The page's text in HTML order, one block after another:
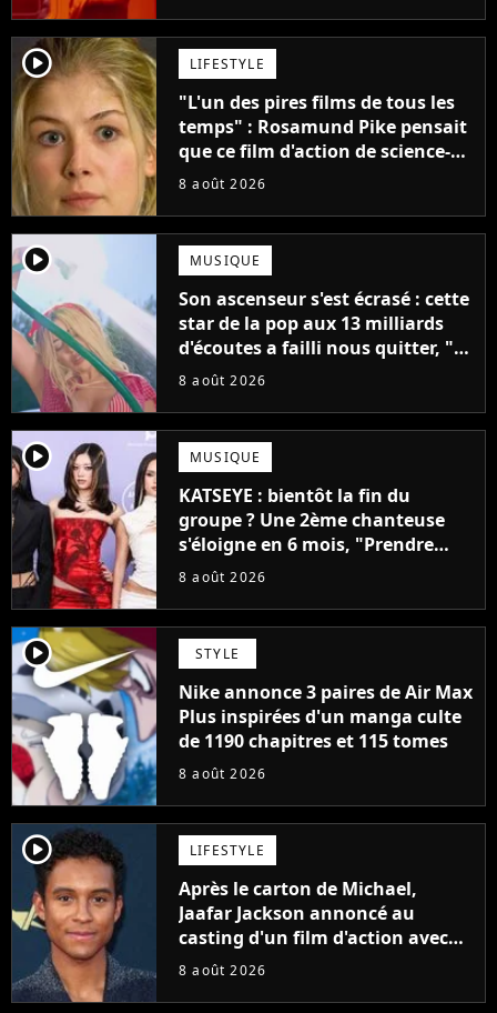
player2 LIFESTYLE
"L'un des pires films de tous les
temps" : Rosamund Pike pensait
que ce film d'action de science-
fiction avec Dwayne Johnson
8 août 2026
player2 MUSIQUE
Son ascenseur s'est écrasé : cette
star de la pop aux 13 milliards
d'écoutes a failli nous quitter, "Je
pensais ne plus jamais chanter"
8 août 2026
player2 MUSIQUE
KATSEYE : bientôt la fin du
groupe ? Une 2ème chanteuse
s'éloigne en 6 mois, "Prendre
cette décision n’a pas été facile"
8 août 2026
player2 STYLE
Nike annonce 3 paires de Air Max
Plus inspirées d'un manga culte
de 1190 chapitres et 115 tomes
8 août 2026
player2 LIFESTYLE
Après le carton de Michael,
Jaafar Jackson annoncé au
casting d'un film d'action avec
Will Smith
8 août 2026